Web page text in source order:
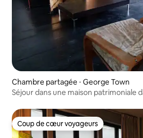
Chambre partagée ⋅ George Town
Séjour dans une maison patrimoniale
Coup de cœur voyageurs
Coup de cœur voyageurs